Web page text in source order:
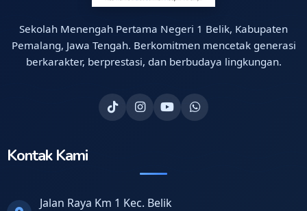
Sekolah Menengah Pertama Negeri 1 Belik, Kabupaten
Pemalang, Jawa Tengah. Berkomitmen mencetak generasi
berkarakter, berprestasi, dan berbudaya lingkungan.
Kontak Kami
Jalan Raya Km 1 Kec. Belik